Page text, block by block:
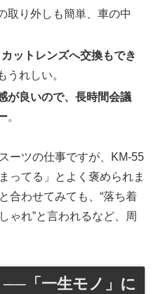
取り外しも簡単、車の中
ットレンズへ交換もでき
うれしい。
が良いので、長時間会議
。
ーツの仕事ですが、KM-55
ってる」とよく褒められま
合わせてみても、“落ち着
ゃれ”と言われるなど、周
「一生モノ」に